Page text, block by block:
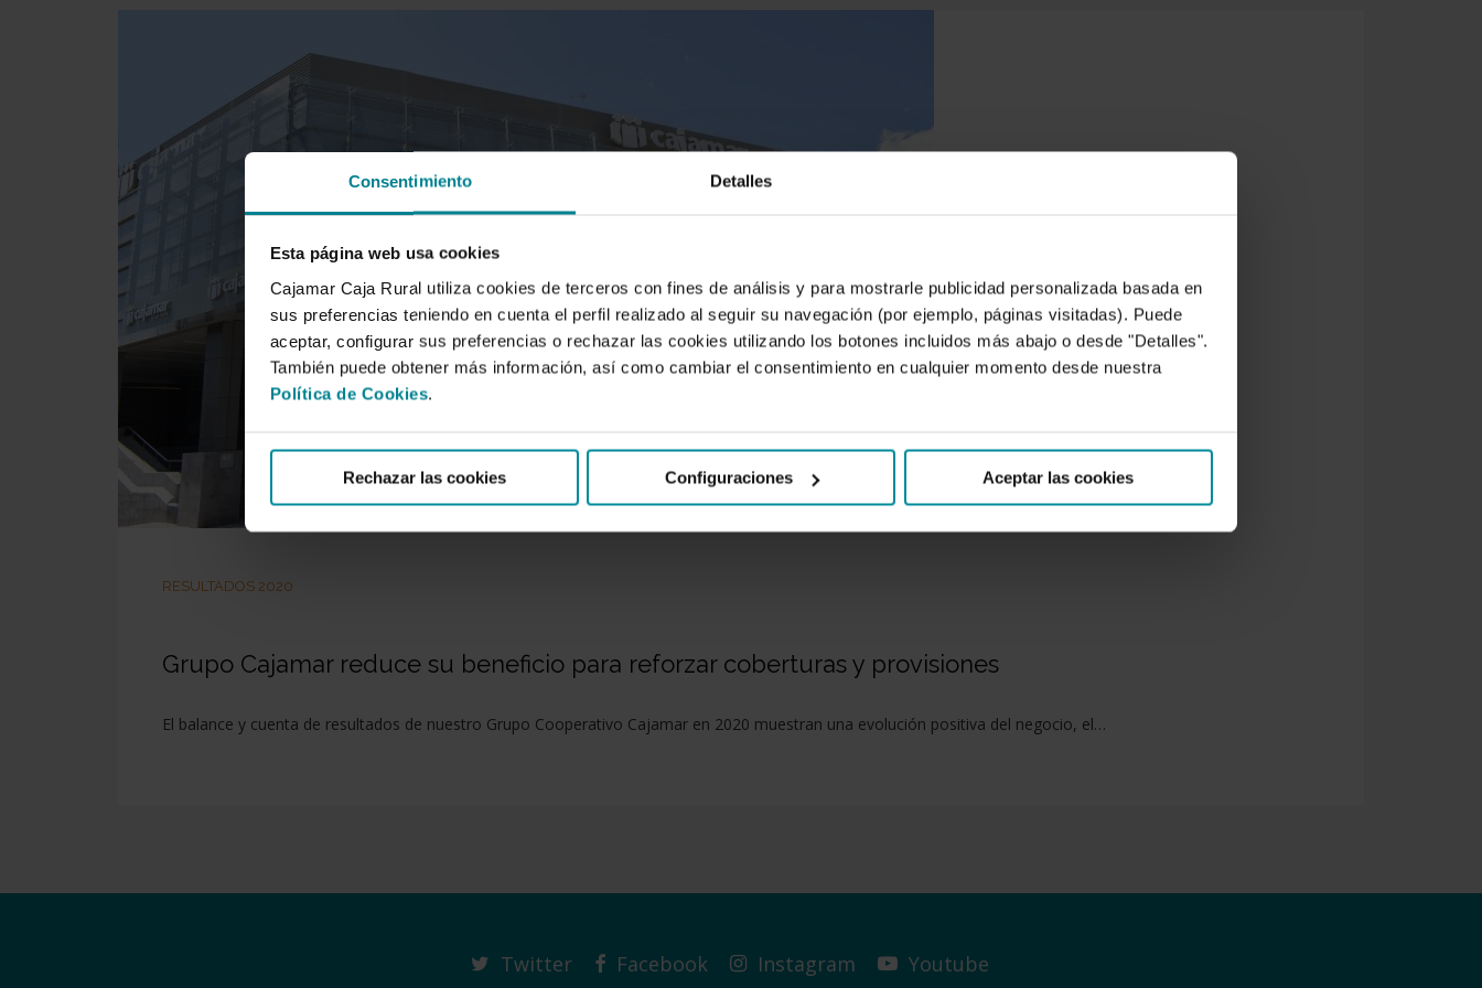
Consentimiento Detalles
Esta página web usa cookies
Cajamar Caja Rural utiliza cookies de terceros con fines de análisis y para mostrarle publicidad personalizada basada en
sus preferencias teniendo en cuenta el perfil realizado al seguir su navegación (por ejemplo, páginas visitadas). Puede
aceptar, configurar sus preferencias o rechazar las cookies utilizando los botones incluidos más abajo o desde "Detalles".
También puede obtener más información, así como cambiar el consentimiento en cualquier momento desde nuestra
Política de Cookies.
Rechazar las cookies Configuraciones Aceptar las cookies
RESULTADOS 2020
Grupo Cajamar reduce su beneficio para reforzar coberturas y provisiones
El balance y cuenta de resultados de nuestro Grupo Cooperativo Cajamar en 2020 muestran una evolución positiva del negocio, el…
Twitter Facebook Instagram Youtube